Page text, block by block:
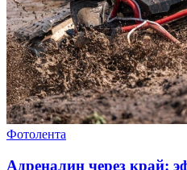
Фотолента
Адреналин через край: